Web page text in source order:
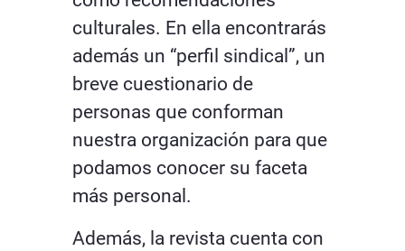
culturales. En ella encontrarás
además un “perfil sindical”, un
breve cuestionario de
personas que conforman
nuestra organización para que
podamos conocer su faceta
más personal.
Además, la revista cuenta con